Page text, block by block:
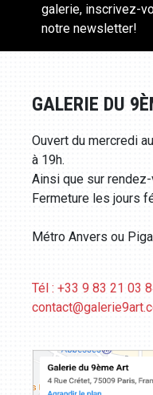
galerie, inscrivez-
notre newsletter!
GALERIE DU
Ouvert du mercredi
à 19h.
Ainsi que sur
Fermeture les jours
Métro Anvers ou
Tél : +33 9 83 21 03